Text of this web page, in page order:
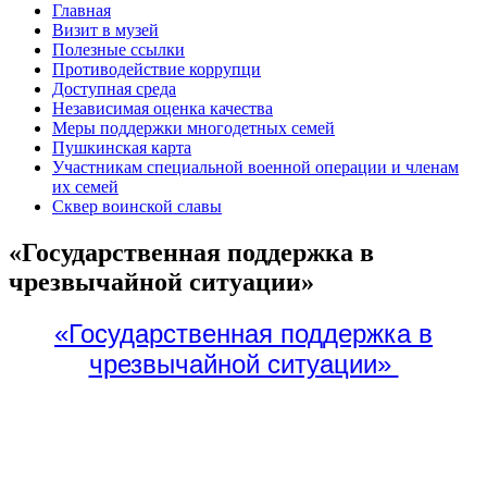
Главная
Визит в музей
Полезные ссылки
Противодействие коррупци
Доступная среда
Независимая оценка качества
Меры поддержки многодетных семей
Пушкинская карта
Участникам специальной военной операции и членам
их семей
Сквер воинской славы
«Государственная поддержка в
чрезвычайной ситуации»
«Государственная поддержка в
чрезвычайной ситуации»